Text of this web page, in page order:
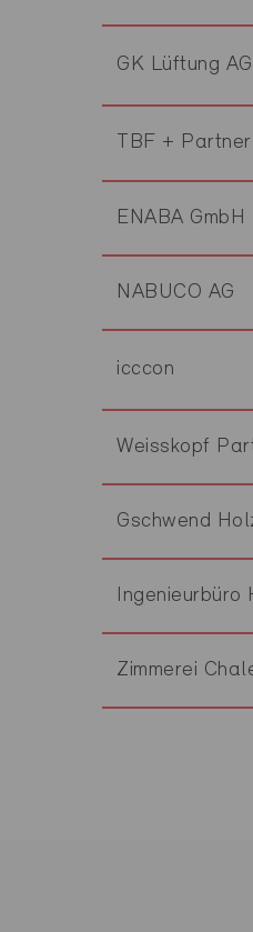
GK Lüftung AG
TBF + Partner
ENABA GmbH
NABUCO AG
icccon
Weisskopf
Gschwend
Ingenieurbüro
Zimmerei